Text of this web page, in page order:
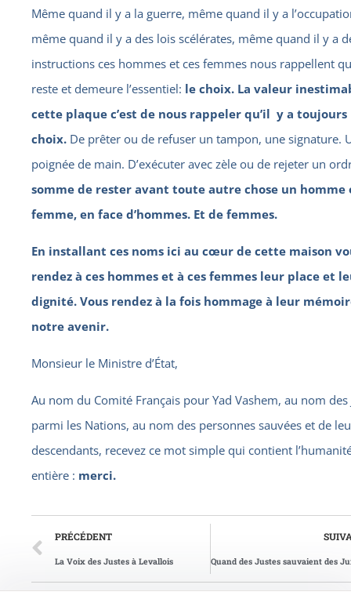
Même quand il y a la guerre, même quand il y a
même quand il y a des lois scélérates, même quand il y a
instructions ces hommes et ces femmes nous rappellent
reste et demeure l’essentiel: le choix. La valeur
cette plaque c’est de nous rappeler qu’il y a toujours
choix. De prêter ou de refuser un tampon, une signature.
poignée de main. D’exécuter avec zèle ou de rejeter un
somme de rester avant toute autre chose un homme
femme, en face d’hommes. Et de femmes.
En installant ces noms ici au cœur de cette maison
rendez à ces hommes et à ces femmes leur place et
dignité. Vous rendez à la fois hommage à leur
notre avenir.
Monsieur le Ministre d’État,
Au nom du Comité Français pour Yad Vashem, au nom des
parmi les Nations, au nom des personnes sauvées et de
descendants, recevez ce mot simple qui contient
entière : merci.
PRÉCÉDENT
La Voix des Justes à Levallois